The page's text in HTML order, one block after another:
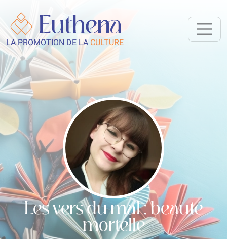
LA PROMOTION DE LA CULTURE
Les vers du mal : beauté
mortelle